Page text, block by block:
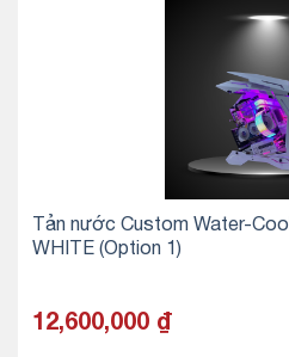
Tản nước Custom Water-
WHITE (Option 1)
12,600,000 ₫